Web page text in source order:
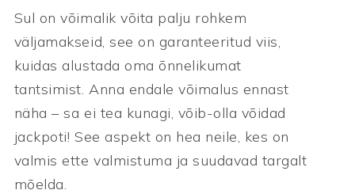
Sul on võimalik võita palju rohkem
väljamakseid, see on garanteeritud viis,
kuidas alustada oma õnnelikumat
tantsimist. Anna endale võimalus ennast
näha – sa ei tea kunagi, võib-olla võidad
jackpoti! See aspekt on hea neile, kes on
valmis ette valmistuma ja suudavad targalt
mõelda.